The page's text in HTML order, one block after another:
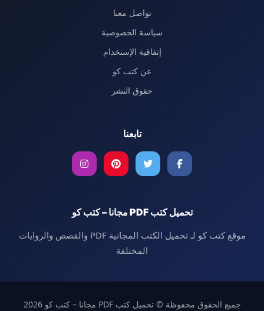
تواصل معنا
سياسة الخصوصية
إتفاقية الإستخدام
عن كتب كو
حقوق النشر
تابعنا
تحميل كتب PDF مجانا – كتب كو
موقع كتب كو لـ تحميل الكتب المجانية PDF والقصص والروايات
المختلفة
جميع الحقوق محفوظة © تحميل كتب PDF مجانا – كتب كو 2026